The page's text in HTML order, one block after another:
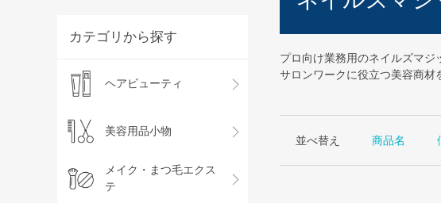
カテゴリから探す
ヘアビューティ
美容用品小物
メイク・まつ毛エクス
テ
プロ向け業務用のネイルズマジ
サロンワークに役立つ美容商材
並べ替え 商品名